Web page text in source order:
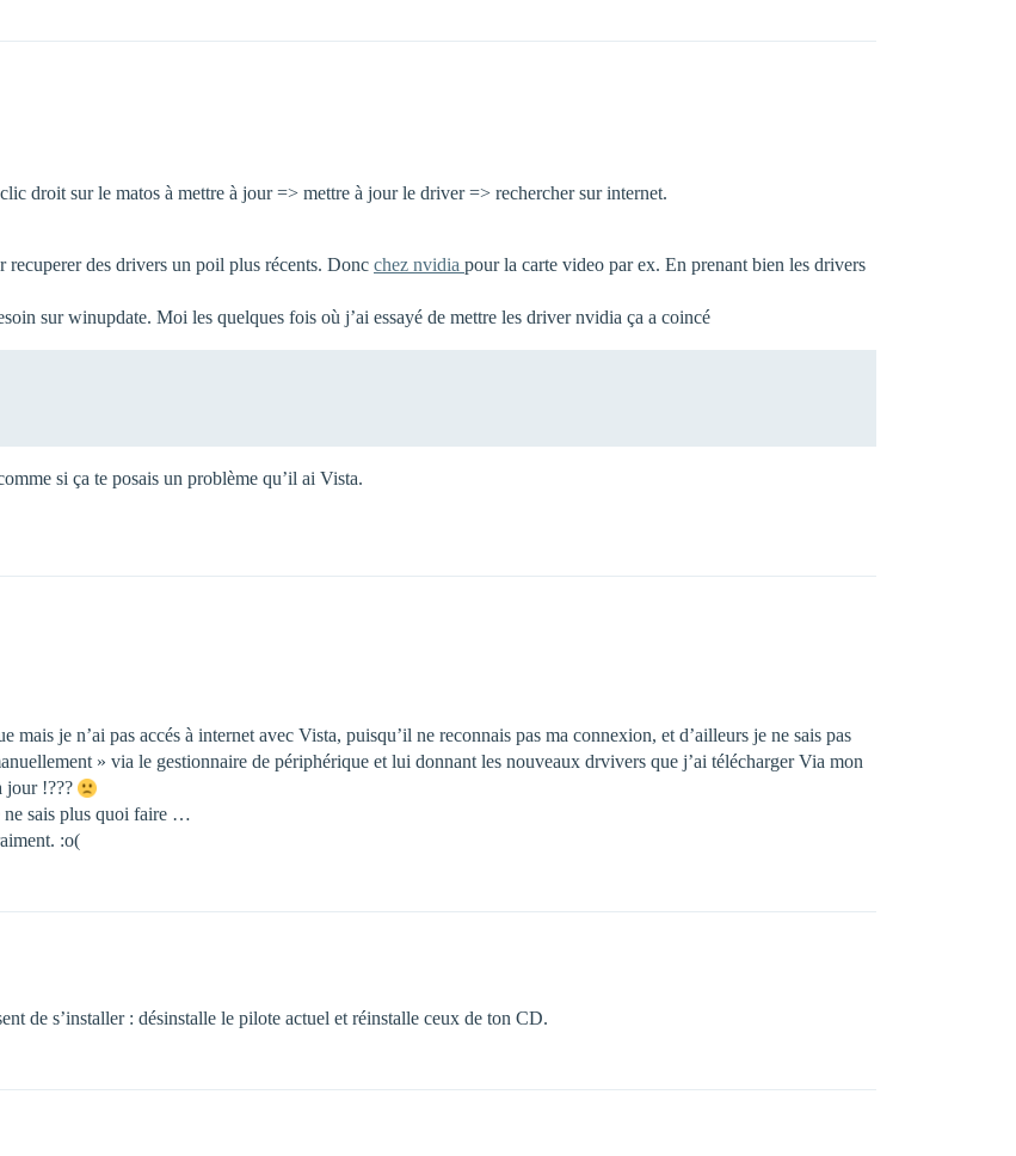
droit sur le matos à mettre à jour => mettre à jour le driver => rechercher sur internet.
des drivers un poil plus récents. Donc chez nvidia pour la carte video par ex. En prenant bien les drivers
sur winupdate. Moi les quelques fois où j’ai essayé de mettre les driver nvidia ça a coincé
si ça te posais un problème qu’il ai Vista.
mais je n’ai pas accés à internet avec Vista, puisqu’il ne reconnais pas ma connexion, et d’ailleurs je ne sais pas
» via le gestionnaire de périphérique et lui donnant les nouveaux drvivers que j’ai télécharger Via mon
jour !???
ne sais plus quoi faire …
:o(
de s’installer : désinstalle le pilote actuel et réinstalle ceux de ton CD.